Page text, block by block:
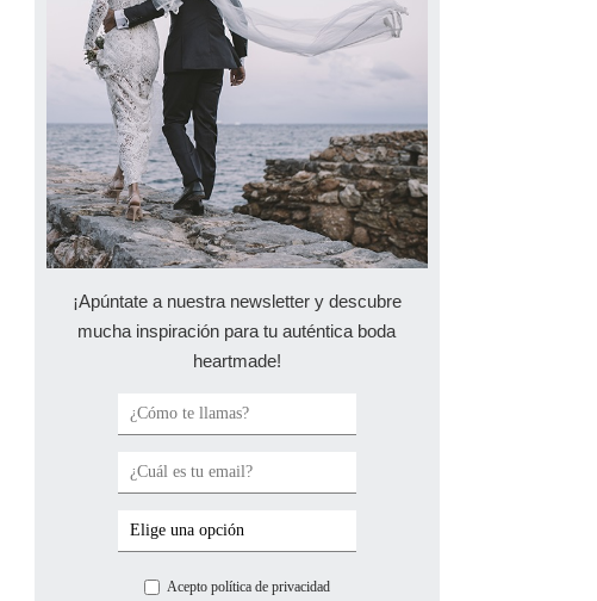
¡Apúntate a nuestra newsletter y descubre
mucha inspiración para tu auténtica boda
heartmade!
Acepto política de privacidad